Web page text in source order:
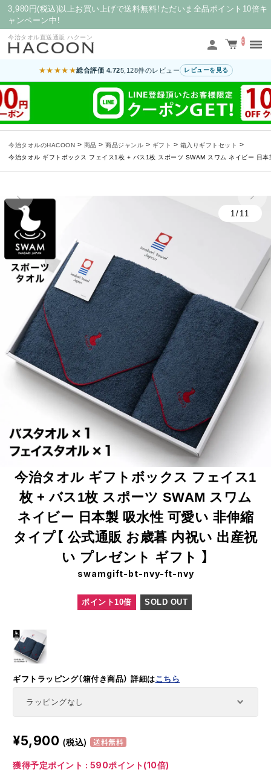
3,980円(税込)以上お買い上げで送料無料！ただいま全品ポイント10倍キ
ャンペーン中！
今治タオル直送通販 ハクーン
0
★★★★★総合評価 4.725,128件のレビュー レビューを見る
今治タオルのHACOON > 商品 > 商品ジャンル > ギフト > 箱入りギフトセット >
今治タオル ギフトボックス フェイス1枚 + バス1枚 スポーツ SWAM スワム ネイビー 日
1/11
今治タオル ギフトボックス フェイス1
枚 + バス1枚 スポーツ SWAM スワム
ネイビー 日本製 吸水性 可愛い 非伸縮
タイプ【 公式通販 お歳暮 内祝い 出産祝
い プレゼント ギフト 】
swamgift-bt-nvy-ft-nvy
ポイント10倍 SOLD OUT
ギフトラッピング（箱付き商品） 詳細はこちら
¥5,900 (税込) 送料無料
獲得予定ポイント : 590ポイント(10倍)